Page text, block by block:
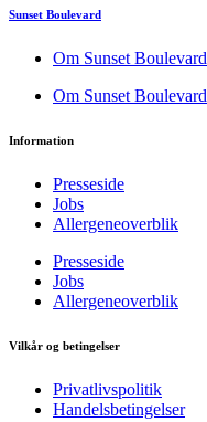
Sunset Boulevard
Om Sunset Boulevard
Om Sunset Boulevard
Information
Presseside
Jobs
Allergeneoverblik
Presseside
Jobs
Allergeneoverblik
Vilkår og betingelser
Privatlivspolitik
Handelsbetingelser